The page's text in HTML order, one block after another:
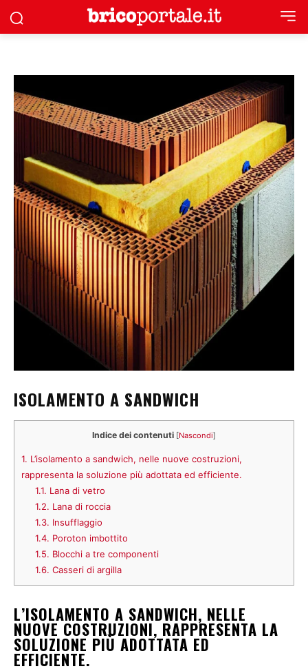
ISOLAMENTO A SANDWICH
Indice dei contenuti [Nascondi]
1. L’isolamento a sandwich, nelle nuove costruzioni,
rappresenta la soluzione più adottata ed efficiente.
1.1. Lana di vetro
1.2. Lana di roccia
1.3. Insufflaggio
1.4. Poroton imbottito
1.5. Blocchi a tre componenti
1.6. Casseri di argilla
L’ISOLAMENTO A SANDWICH, NELLE
NUOVE COSTRUZIONI, RAPPRESENTA LA
SOLUZIONE PIÙ ADOTTATA ED
EFFICIENTE.